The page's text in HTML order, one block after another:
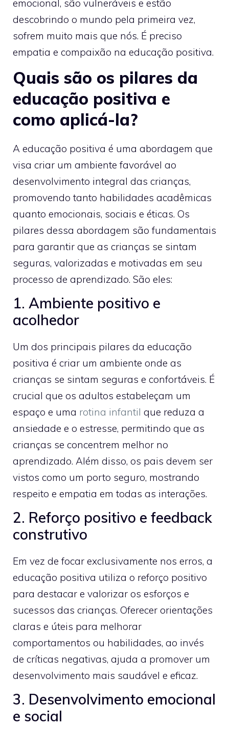
emocional, são vulneráveis e estão
descobrindo o mundo pela primeira vez,
sofrem muito mais que nós. É preciso
empatia e compaixão na educação positiva.
Quais são os pilares da
educação positiva e
como aplicá-la?
A educação positiva é uma abordagem que
visa criar um ambiente favorável ao
desenvolvimento integral das crianças,
promovendo tanto habilidades acadêmicas
quanto emocionais, sociais e éticas. Os
pilares dessa abordagem são fundamentais
para garantir que as crianças se sintam
seguras, valorizadas e motivadas em seu
processo de aprendizado. São eles:
1. Ambiente positivo e
acolhedor
Um dos principais pilares da educação
positiva é criar um ambiente onde as
crianças se sintam seguras e confortáveis. É
crucial que os adultos estabeleçam um
espaço e uma rotina infantil que reduza a
ansiedade e o estresse, permitindo que as
crianças se concentrem melhor no
aprendizado. Além disso, os pais devem ser
vistos como um porto seguro, mostrando
respeito e empatia em todas as interações.
2. Reforço positivo e feedback
construtivo
Em vez de focar exclusivamente nos erros, a
educação positiva utiliza o reforço positivo
para destacar e valorizar os esforços e
sucessos das crianças. Oferecer orientações
claras e úteis para melhorar
comportamentos ou habilidades, ao invés
de críticas negativas, ajuda a promover um
desenvolvimento mais saudável e eficaz.
3. Desenvolvimento emocional
e social